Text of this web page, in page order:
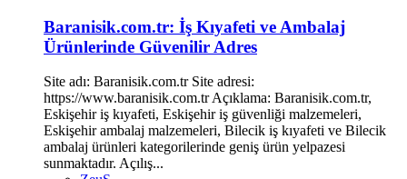
Baranisik.com.tr: İş Kıyafeti ve Ambalaj
Ürünlerinde Güvenilir Adres
Site adı: Baranisik.com.tr Site adresi:
https://www.baranisik.com.tr Açıklama: Baranisik.com.tr,
Eskişehir iş kıyafeti, Eskişehir iş güvenliği malzemeleri,
Eskişehir ambalaj malzemeleri, Bilecik iş kıyafeti ve Bilecik
ambalaj ürünleri kategorilerinde geniş ürün yelpazesi
sunmaktadır. Açılış...